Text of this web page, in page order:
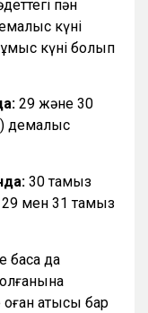
пән
күні
күні болып
29 және 30
демалыс
30 тамыз
29 мен 31 тамыз
да
оған қатысы бар